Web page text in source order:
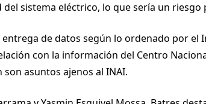
sistema eléctrico, lo que sería un riesgo
de datos según lo ordenado por el
con la información del Centro
asuntos ajenos al INAI.